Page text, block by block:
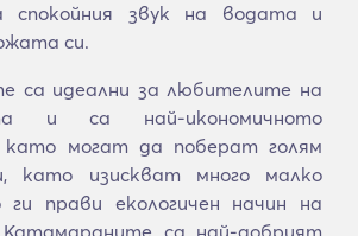
спокойния звук на водата и
си.
са идеални за любителите на
и са най-икономичното
могат да поберат голям
като изискват много малко
ги прави екологичен начин на
Катамараните са най-добрият